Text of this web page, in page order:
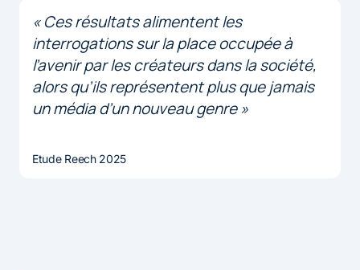
« Ces résultats alimentent les
interrogations sur la place occupée à
l’avenir par les créateurs dans la société,
alors qu’ils représentent plus que jamais
un média d’un nouveau genre »
Etude Reech 2025